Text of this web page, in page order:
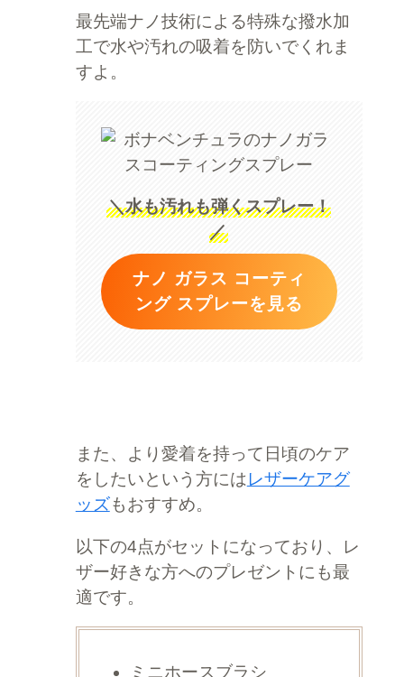
最先端ナノ技術による特殊な撥水加
工で水や汚れの吸着を防いでくれま
すよ。
＼水も汚れも弾くスプレー！
／
ナノ ガラス コーティ
ング スプレーを見る
また、より愛着を持って日頃のケア
をしたいという方には レザーケアグ
ッズもおすすめ。
以下の4点がセットになっており、レ
ザー好きな方へのプレゼントにも最
適です。
ミニホースブラシ